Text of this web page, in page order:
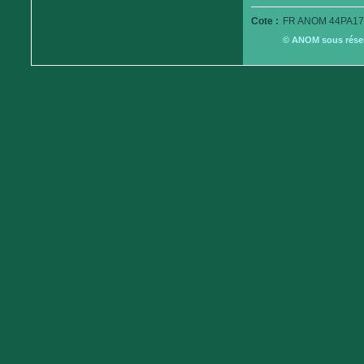
Cote : FR ANOM
© ANOM sous